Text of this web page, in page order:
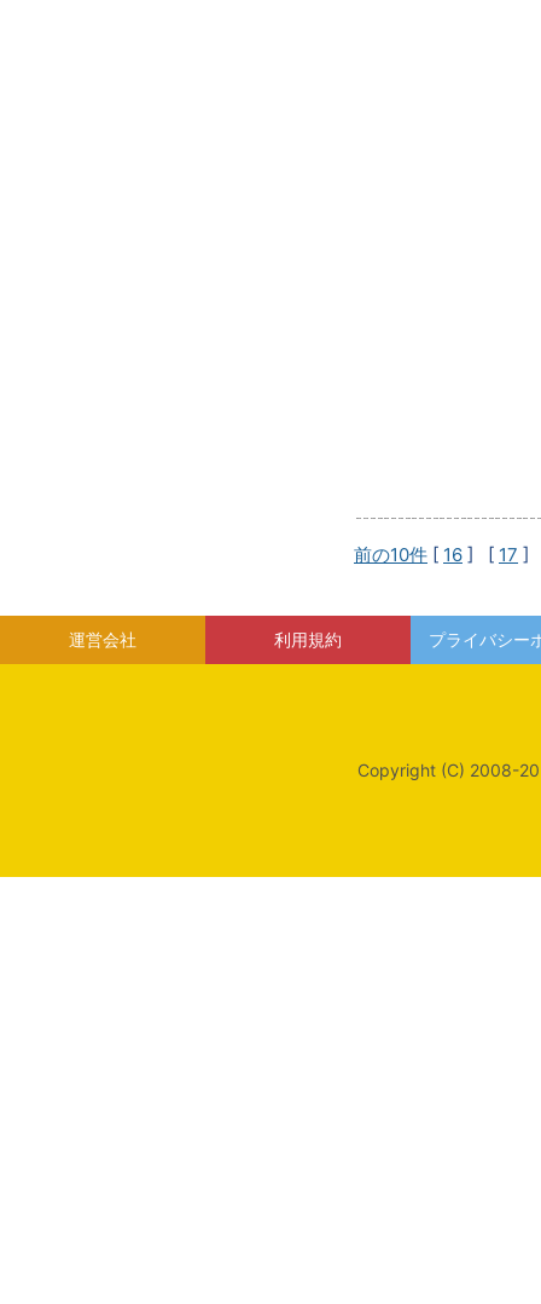
前の10件 [ 16 ] [ 17 ]
運営会社 利用規約 プライバシー
Copyright (C) 2008-